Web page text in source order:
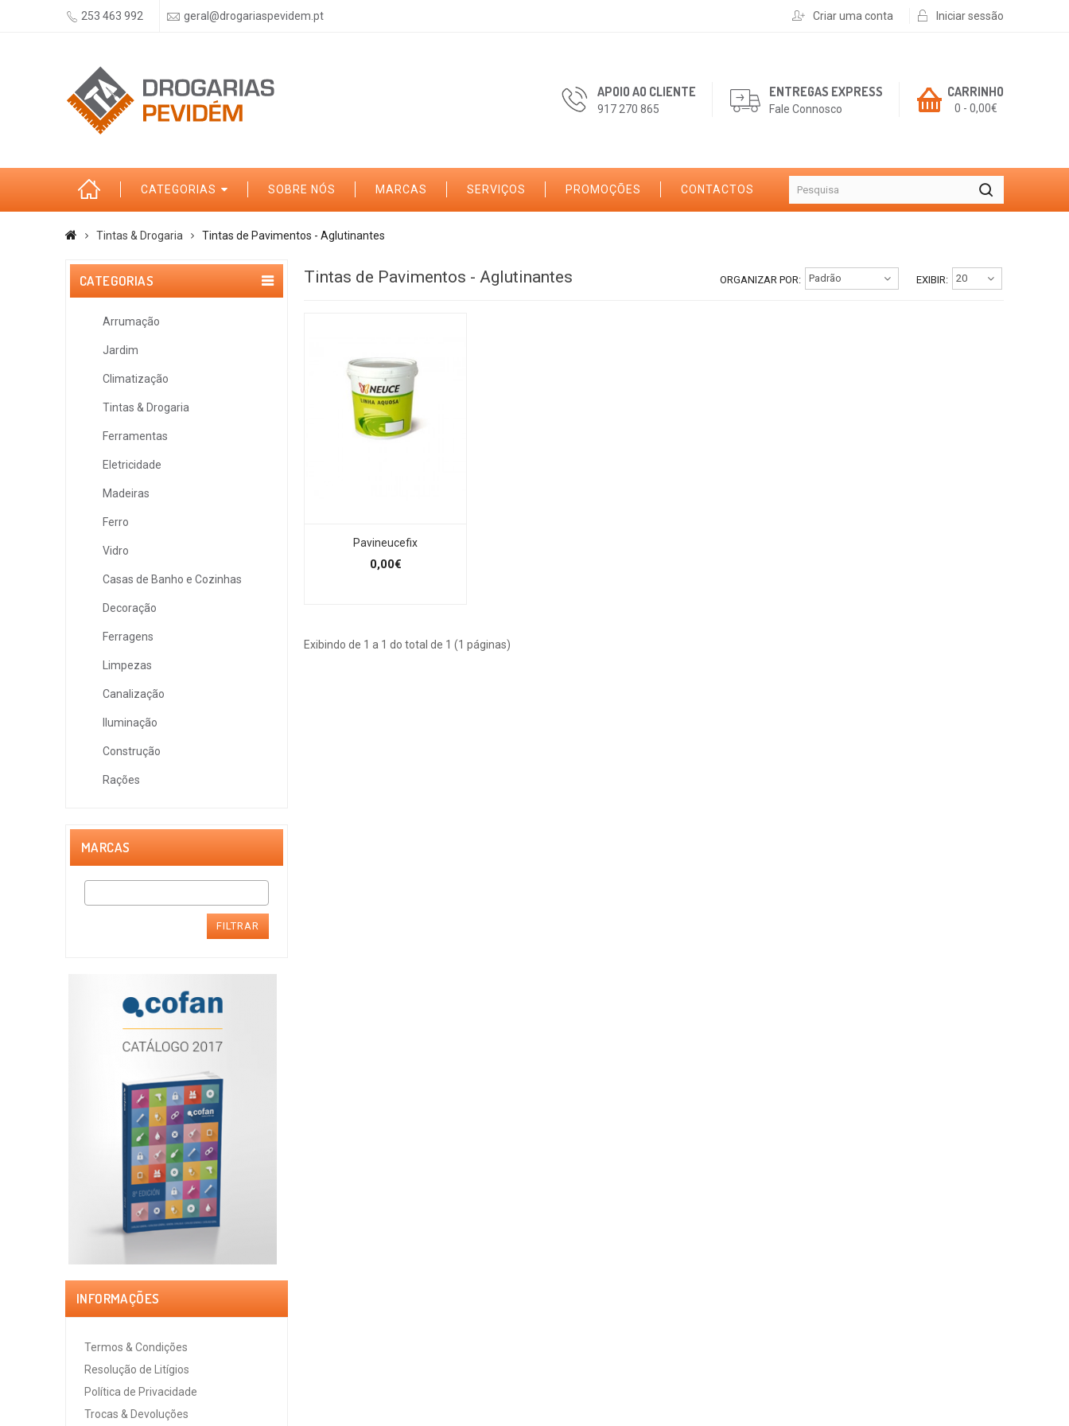
253 463 992 geral@drogariaspevidem.pt Criar uma conta Iniciar sessão
CARRINHO
0 - 0,00€
APOIO AO CLIENTE
917 270 865
ENTREGAS EXPRESS
Fale Connosco
CATEGORIAS SOBRE NÓS MARCAS SERVIÇOS PROMOÇÕES CONTACTOS
Tintas & Drogaria Tintas de Pavimentos - Aglutinantes
CATEGORIAS
Arrumação
Jardim
Climatização
Tintas & Drogaria
Ferramentas
Eletricidade
Madeiras
Ferro
Vidro
Casas de Banho e Cozinhas
Decoração
Ferragens
Limpezas
Canalização
Iluminação
Construção
Rações
MARCAS
FILTRAR
INFORMAÇÕES
Termos & Condições
Resolução de Litígios
Política de Privacidade
Trocas & Devoluções
Tintas de Pavimentos - Aglutinantes EXIBIR:
ORGANIZAR POR:
Pavineucefix
0,00€
Exibindo de 1 a 1 do total de 1 (1 páginas)